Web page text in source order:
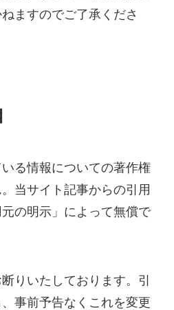
ますのでご了承くださ
る情報についての著作権
当サイト記事からの引用
の明示」によって無償で
りいたしております。引
事前予告なくこれを変更